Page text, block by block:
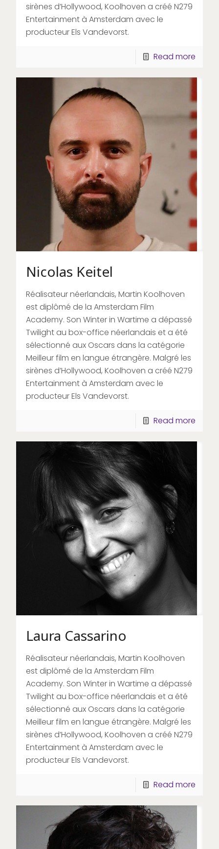
sirènes d’Hollywood, Koolhoven a créé N279
Entertainment à Amsterdam avec le
producteur Els Vandevorst.
Read more
Nicolas Keitel
Réalisateur néerlandais, Martin Koolhoven
est diplômé de la Amsterdam Film
Academy. Son Winter in Wartime a dépassé
Twilight au box-office néerlandais et a été
sélectionné aux Oscars dans la catégorie
Meilleur film en langue étrangère. Malgré les
sirènes d’Hollywood, Koolhoven a créé N279
Entertainment à Amsterdam avec le
producteur Els Vandevorst.
Read more
Laura Cassarino
Réalisateur néerlandais, Martin Koolhoven
est diplômé de la Amsterdam Film
Academy. Son Winter in Wartime a dépassé
Twilight au box-office néerlandais et a été
sélectionné aux Oscars dans la catégorie
Meilleur film en langue étrangère. Malgré les
sirènes d’Hollywood, Koolhoven a créé N279
Entertainment à Amsterdam avec le
producteur Els Vandevorst.
Read more